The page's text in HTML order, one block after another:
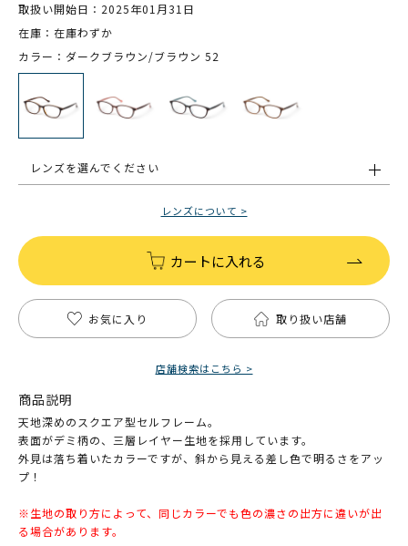
取扱い開始日：2025年01月31日
在庫：在庫わずか
カラー：ダークブラウン/ブラウン 52
レンズを選んでください
レンズについて >
カートに入れる
お気に入り 取り扱い店舗
店舗検索はこちら >
商品説明
天地深めのスクエア型セルフレーム。
表面がデミ柄の、三層レイヤー生地を採用しています。
外見は落ち着いたカラーですが、斜から見える差し色で明るさをアッ
プ！
※生地の取り方によって、同じカラーでも色の濃さの出方に違いが出
る場合があります。